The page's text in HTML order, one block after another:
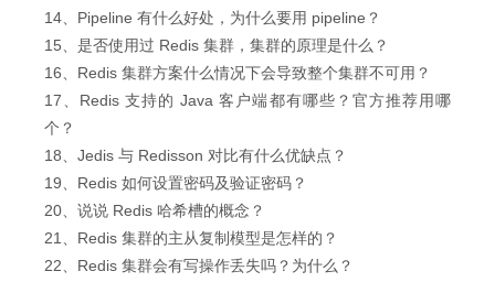
14、Pipeline 有什么好处，为什么要用 pipeline？
15、是否使用过 Redis 集群，集群的原理是什么？
16、Redis 集群方案什么情况下会导致整个集群不可用？
17、Redis 支持的 Java 客户端都有哪些？官方推荐用哪
个？
18、Jedis 与 Redisson 对比有什么优缺点？
19、Redis 如何设置密码及验证密码？
20、说说 Redis 哈希槽的概念？
21、Redis 集群的主从复制模型是怎样的？
22、Redis 集群会有写操作丢失吗？为什么？